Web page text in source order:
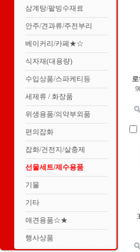
삼계탕/팥빙수재료
안주/견과류/주전부리
베이커리/카페★☆
식자재(대용량)
수입상품/스파케티등
세제류 / 화장품
위생용품/의약부외품
편의잡화
잡화/건전지/살충제
선물세트/제수용품
기물
기타
애견용품☆★
행사상품